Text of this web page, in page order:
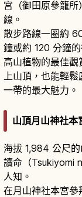
宮（御田原參籠所）
線。
散步路線一圈約
鐘或約 120 分鐘的
高山植物的最佳
上山頂，也能輕
一帶的最大魅力。
山頂月山神社本
海拔 1,984 公尺
讀命（Tsukiyomi
人知。
在月山神社本宮參